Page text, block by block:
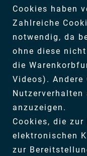
Cookies haben
Zahlreiche
notwendig, da
ohne diese
die
Videos). Andere
Nutzerverhalten
anzuzeigen.
Cookies, die
elektronischen
zur